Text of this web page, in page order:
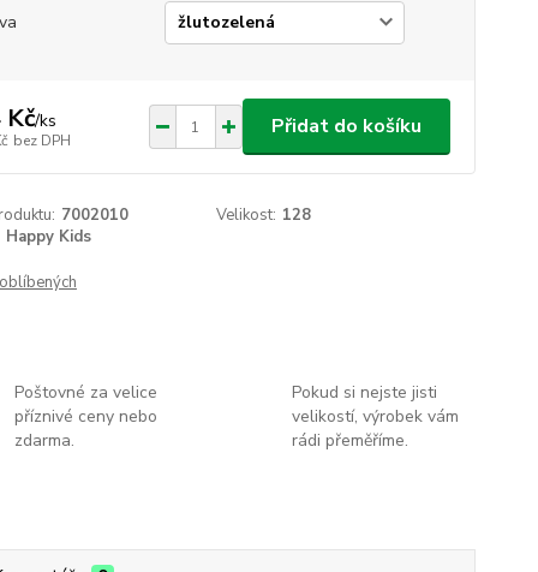
Kč/ks
bez DPH
Přidat do košíku
7002010 Velikost: 128
Happy Kids
Poštovné za velice
příznivé ceny nebo
zdarma.
Pokud si nejste jisti
velikostí, výrobek vám
rádi přeměříme.